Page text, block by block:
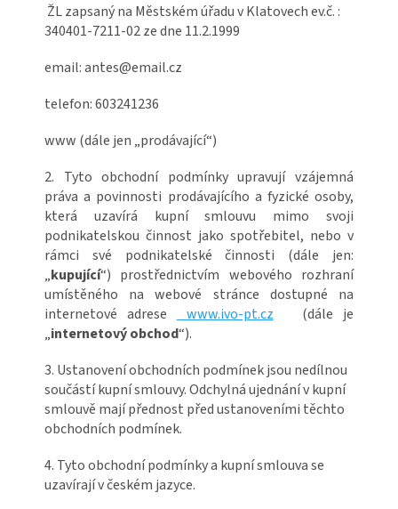
ŽL zapsaný na Městském úřadu v Klatovech ev.č. :
340401-7211-02 ze dne 11.2.1999
email: antes@email.cz
telefon: 603241236
www (dále jen „prodávající“)
2. Tyto obchodní podmínky upravují vzájemná
práva a povinnosti prodávajícího a fyzické osoby,
která uzavírá kupní smlouvu mimo svoji
podnikatelskou činnost jako spotřebitel, nebo v
rámci své podnikatelské činnosti (dále jen:
„kupující“) prostřednictvím webového rozhraní
umístěného na webové stránce dostupné na
internetové adrese
www.ivo-pt.cz (dále je
„internetový obchod“).
3. Ustanovení obchodních podmínek jsou nedílnou
součástí kupní smlouvy. Odchylná ujednání v kupní
smlouvě mají přednost před ustanoveními těchto
obchodních podmínek.
4. Tyto obchodní podmínky a kupní smlouva se
uzavírají v českém jazyce.